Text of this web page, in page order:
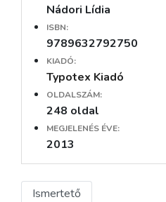
Nádori Lídia
ISBN:
9789632792750
KIADÓ:
Typotex Kiadó
OLDALSZÁM:
248 oldal
MEGJELENÉS ÉVE:
2013
Ismertető